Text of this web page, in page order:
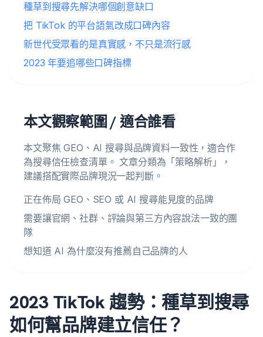
種草到搜尋先解決哪個創意缺口
把 TikTok 的平台語氣改成口碑內容
新世代受眾看的是真實感，不只是流行感
2023 年要追哪些口碑指標
本文觀察範圍 / 適合誰看
本文聚焦 GEO、AI 搜尋與品牌資料一致性，適合作
為搜尋信任檢查清單。 文章分類為「策略解析」，
建議搭配實際品牌現況一起判斷。
正在佈局 GEO、SEO 或 AI 搜尋能見度的品牌
需要讓官網、社群、評論與第三方內容說法一致的團
隊
想知道 AI 為什麼沒有推薦自己品牌的人
2023 TikTok 趨勢：種草到搜尋
如何幫品牌建立信任？